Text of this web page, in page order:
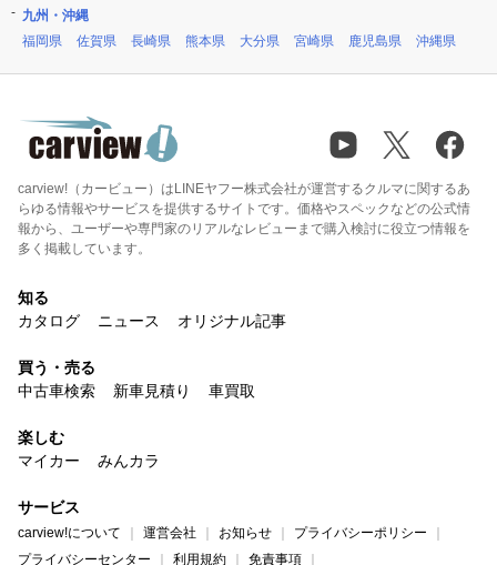
九州・沖縄
福岡県
佐賀県 長崎県 熊本県 大分県 宮崎県 鹿児島県 沖縄県
carview!（カービュー）はLINEヤフー株式会社が運営するクルマに関するあ
らゆる情報やサービスを提供するサイトです。価格やスペックなどの公式情
報から、ユーザーや専門家のリアルなレビューまで購入検討に役立つ情報を
多く掲載しています。
知る
カタログ
ニュース オリジナル記事
買う・売る
中古車検索
新車見積り 車買取
楽しむ
マイカー
みんカラ
サービス
carview!について 運営会社 お知らせ
プライバシーポリシー
プライバシーセンター
利用規約 免責事項